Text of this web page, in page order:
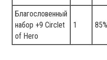
Благословенный
набор +9 Circlet
of Hero
1 85%